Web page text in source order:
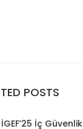
POSTS
İç Güvenlik